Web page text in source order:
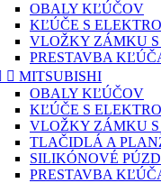
OBALY KĽÚČOV
KĽÚČE S
VLOŽKY ZÁMKU
PRESTAVBA
 MITSUBISHI
OBALY KĽÚČOV
KĽÚČE S
VLOŽKY ZÁMKU
TLAČIDLÁ A
SILIKÓNOVÉ
PRESTAVBA